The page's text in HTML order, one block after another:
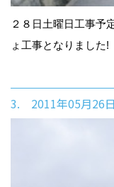
２８日土曜日工事予
ょ工事となりました!
3. 2011年05月26日